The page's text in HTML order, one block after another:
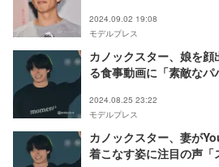
2024.09.02 19:08
モデルプレス
カノックスター、娘を
る食事動画に「素敵な
2024.08.25 23:22
モデルプレス
カノックスター、妻が
着こなす姿に注目の声